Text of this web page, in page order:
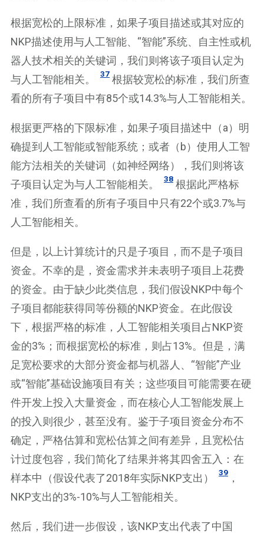
根据宽松的上限标准，如果子项目描述或其对应的
NKP描述使用与人工智能、“智能”系统、自主性或机
器人技术相关的关键词，我们则将该子项目认定为
与人工智能相关。
37 根据较宽松的标准，我们所查
看的所有子项目中有85个或14.3%与人工智能相关。
根据更严格的下限标准，如果子项目描述中（a）明
确提到人工智能或智能系统；或者（b）使用人工智
能方法相关的关键词（如神经网络），我们则将该
子项目认定为与人工智能相关。
38 根据此严格标
准，我们所查看的所有子项目中只有22个或3.7%与
人工智能相关。
但是，以上计算统计的只是子项目，而不是子项目
资金。不幸的是，资金需求并未表明子项目上花费
的资金。由于缺少此类信息，我们假设NKP中每个
子项目都能获得同等份额的NKP资金。在此假设
下，根据严格的标准，人工智能相关项目占NKP资
金的3%；而根据宽松的标准，则占13%。但是，满
足宽松要求的大部分资金都与机器人、“智能”产业
或“智能”基础设施项目有关；这些项目可能需要在硬
件开发上投入大量资金，而在核心人工智能发展上
的投入则很少，甚至没有。鉴于子项目资金分布不
确定，严格估算和宽松估算之间有差异，且宽松估
计过度包容，我们简化了结果并将其四舍五入：在
样本中（假设代表了2018年实际NKP支出）
39 ，
NKP支出的3%-10%与人工智能相关。
然后，我们进一步假设，该NKP支出代表了中国